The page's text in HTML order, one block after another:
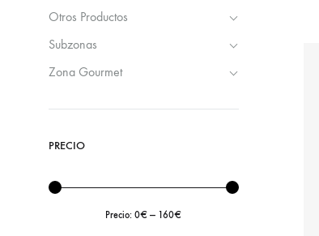
Otros Productos
Subzonas
Zona Gourmet
PRECIO
Precio:0€ — 160€